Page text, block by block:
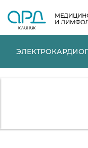
И